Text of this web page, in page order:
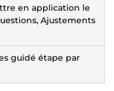
en application le
Ajustements
guidé étape par